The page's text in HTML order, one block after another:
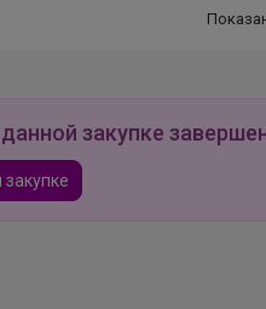
закупке